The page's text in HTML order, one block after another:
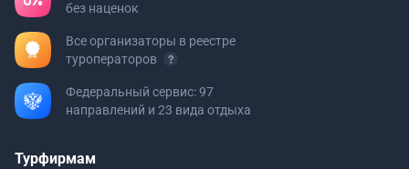
без наценок
Все организаторы в реестре
туроператоров
Федеральный сервис: 97
направлений и 23 вида отдыха
Турфирмам